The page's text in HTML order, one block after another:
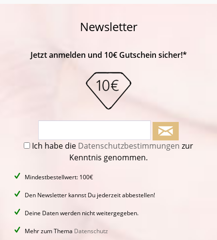
Newsletter
Jetzt anmelden und 10€ Gutschein sicher!*
Ich habe die Datenschutzbestimmungen zur
Kenntnis genommen.
Mindestbestellwert: 100€
Den Newsletter kannst Du jederzeit abbestellen!
Deine Daten werden nicht weitergegeben.
Mehr zum Thema Datenschutz